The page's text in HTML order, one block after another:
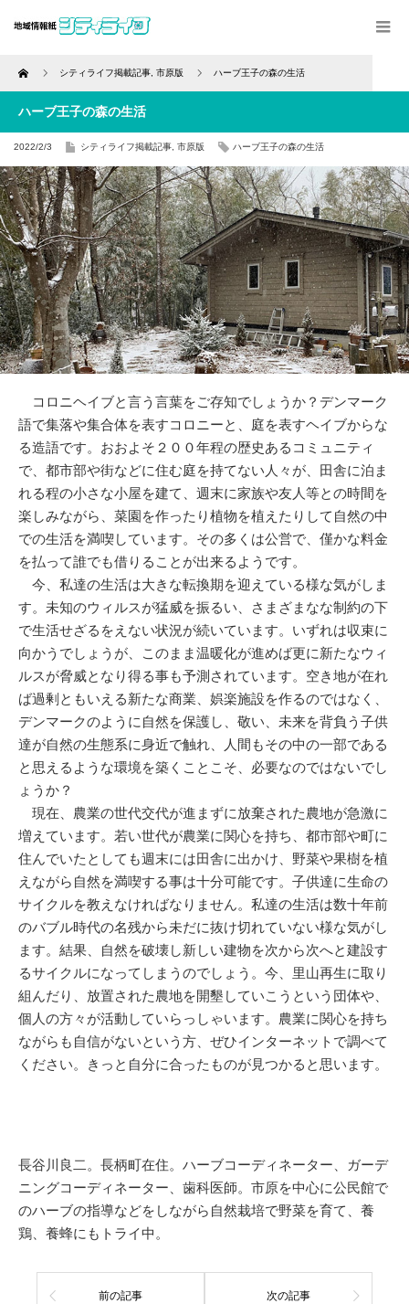
Home シティライフ掲載記事 市原版 ハーブ王子の森の生活
ハーブ王子の森の生活
2022/2/3 シティライフ掲載記事 市原版 ハーブ王子の森の生活
コロニヘイブと言う言葉をご存知でしょうか？デンマーク
語で集落や集合体を表すコロニーと、庭を表すヘイブからな
る造語です。おおよそ２００年程の歴史あるコミュニティ
で、都市部や街などに住む庭を持てない人々が、田舎に泊ま
れる程の小さな小屋を建て、週末に家族や友人等との時間を
楽しみながら、菜園を作ったり植物を植えたりして自然の中
での生活を満喫しています。その多くは公営で、僅かな料金
を払って誰でも借りることが出来るようです。
今、私達の生活は大きな転換期を迎えている様な気がしま
す。未知のウィルスが猛威を振るい、さまざまなな制約の下
で生活せざるをえない状況が続いています。いずれは収束に
向かうでしょうが、このまま温暖化が進めば更に新たなウィ
ルスが脅威となり得る事も予測されています。空き地が在れ
ば過剰ともいえる新たな商業、娯楽施設を作るのではなく、
デンマークのように自然を保護し、敬い、未来を背負う子供
達が自然の生態系に身近で触れ、人間もその中の一部である
と思えるような環境を築くことこそ、必要なのではないでし
ょうか？
現在、農業の世代交代が進まずに放棄された農地が急激に
増えています。若い世代が農業に関心を持ち、都市部や町に
住んでいたとしても週末には田舎に出かけ、野菜や果樹を植
えながら自然を満喫する事は十分可能です。子供達に生命の
サイクルを教えなければなりません。私達の生活は数十年前
のバブル時代の名残から未だに抜け切れていない様な気がし
ます。結果、自然を破壊し新しい建物を次から次へと建設す
るサイクルになってしまうのでしょう。今、里山再生に取り
組んだり、放置された農地を開墾していこうという団体や、
個人の方々が活動していらっしゃいます。農業に関心を持ち
ながらも自信がないという方、ぜひインターネットで調べて
ください。きっと自分に合ったものが見つかると思います。
長谷川良二。長柄町在住。ハーブコーディネーター、ガーデ
ニングコーディネーター、歯科医師。市原を中心に公民館で
のハーブの指導などをしながら自然栽培で野菜を育て、養
鶏、養蜂にもトライ中。
前の記事 次の記事